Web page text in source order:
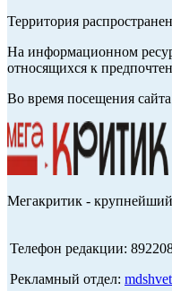
Территория
На информационном
относящихся к
Во время посещения
Мегакритик - крупнейший
Телефон редакции:
Рекламный отдел: